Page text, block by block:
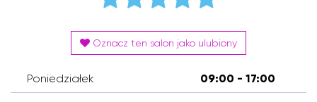
Oznacz ten salon jako ulubiony
Poniedziałek 09:00 - 17:00